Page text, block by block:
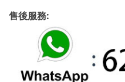
售後服務: